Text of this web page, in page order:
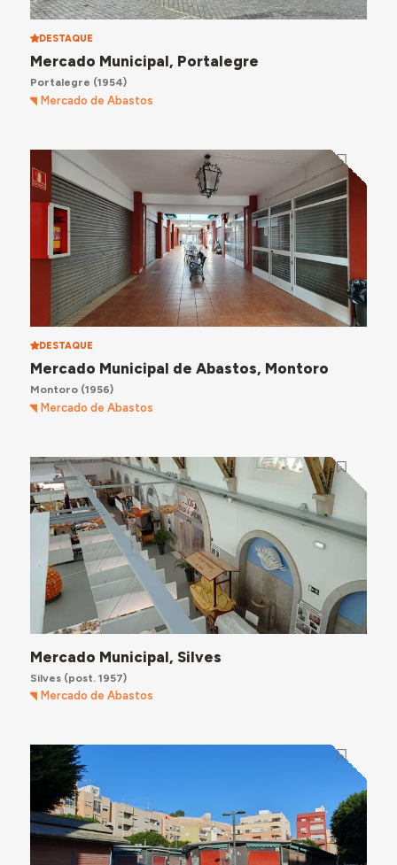
DESTAQUE
Mercado Municipal, Portalegre
Portalegre (1954)
Mercado de Abastos
DESTAQUE
Mercado Municipal de Abastos, Montoro
Montoro(1956)
Mercado de Abastos
Mercado Municipal, Silves
Silves(post. 1957)
Mercado de Abastos